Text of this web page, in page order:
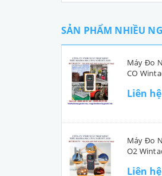
SẢN PHẨM NHIỀU
Máy Đo
CO
Liên hệ
Máy Đo
O2
Liên hệ